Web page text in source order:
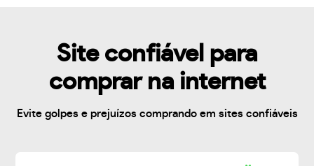
Site confiável para
comprar na internet
Evite golpes e prejuízos comprando em sites confiáveis